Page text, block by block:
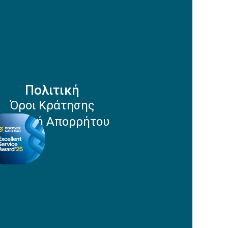
Πολιτική
Όροι Κράτησης
Απορρήτου